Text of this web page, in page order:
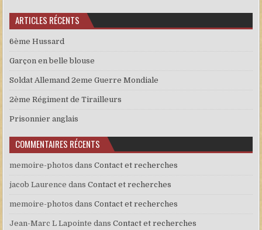
ARTICLES RÉCENTS
6ème Hussard
Garçon en belle blouse
Soldat Allemand 2eme Guerre Mondiale
2ème Régiment de Tirailleurs
Prisonnier anglais
COMMENTAIRES RÉCENTS
memoire-photos dansContact et recherches
jacob Laurence dansContact et recherches
memoire-photos dansContact et recherches
Jean-Marc L Lapointe dansContact et recherches